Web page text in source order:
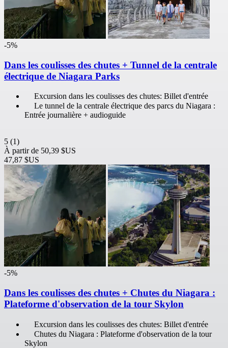
-5%
Dans les coulisses des chutes + Tunnel de la centrale
électrique de Niagara Parks
Excursion dans les coulisses des chutes: Billet d'entrée
Le tunnel de la centrale électrique des parcs du Niagara :
Entrée journalière + audioguide
5 (1)
À partir de 50,39 $US
47,87 $US
-5%
Dans les coulisses des chutes + Chutes du Niagara :
Plateforme d'observation de la tour Skylon
Excursion dans les coulisses des chutes: Billet d'entrée
Chutes du Niagara : Plateforme d'observation de la tour
Skylon